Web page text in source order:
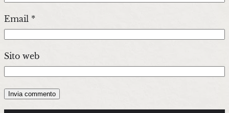
Email *
Sito web